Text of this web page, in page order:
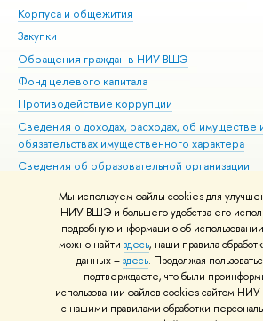
Мы используем файлы cookies для
НИУ ВШЭ и большего удобства его
подробную информацию об
можно найти здесь, наши правила
данных –здесь. Продолжая
подтверждаете, что были
использовании файлов cookies сайтом
с нашими правилами обработки
Корпуса и общежития
Закупки
Обращения граждан в НИУ ВШЭ
Фонд целевого капитала
Противодействие коррупции
Сведения о доходах, расходах, об имуществе
обязательствах имущественного характера
Сведения об образовательной организации
Людям с ограниченными возможностями
Единая платежная страница
Работа в Вышке
© НИУ ВШЭ 1993–2026 Адреса и контакты
материалов Политика конфиденциальности